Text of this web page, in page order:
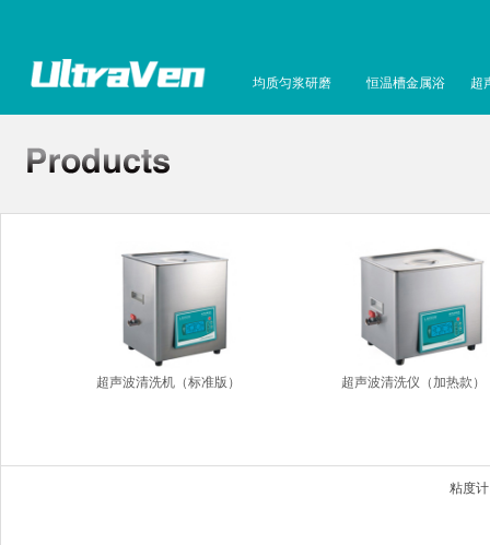
均质匀浆研磨 恒温槽金属浴 超
超声波清洗机（标准版） 超声波清洗仪（加热款）
粘度计